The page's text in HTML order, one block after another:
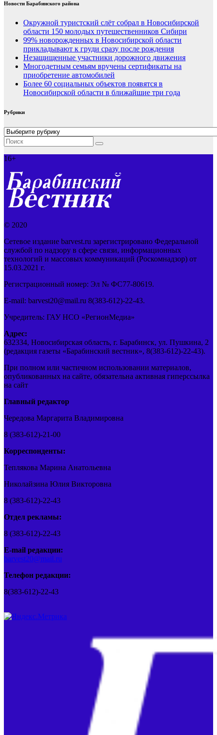
Новости Барабинского района
Окружной туристский слёт собрал в Новосибирской
области 150 молодых путешественников Сибири
99% новорожденных в Новосибирской области
прикладывают к груди сразу после рождения
Незащищенные участники дорожного движения
Многодетным семьям вручены сертификаты на
приобретение автомобилей
Более 60 социальных объектов появятся в
Новосибирской области в ближайшие три года
Рубрики
Рубрики
16+
© 2020
Сетевое издание barvest.ru зарегистрировано Федеральной
службой по надзору в сфере связи, информационных
технологий и массовых коммуникаций (Роскомнадзор) от
15.03.2021 г.
Регистрационный номер: Эл № ФС77-80619.
E-mail: barvest20@mail.ru 8(383-612)-22-43.
Учредитель: ГАУ НСО «РегионМедиа»
Адрес:
632334, Новосибирская область, г. Барабинск, ул. Пушкина, 2
(редакция газеты «Барабинский вестник», 8(383-612)-22-43).
При полном или частичном использовании материалов,
опубликованных на сайте, обязательна активная гиперссылка
на сайт
Главный редактор
Чередова Маргарита Владимировна
8 (383-612)-21-00
Корреспонденты:
Теплякова Марина Анатольевна
Николайзина Юлия Викторовна
8 (383-612)-22-43
Отдел рекламы:
8 (383-612)-22-43
E-mail редакции:
barvest20@mail.ru
Телефон редакции:
8(383-612)-22-43